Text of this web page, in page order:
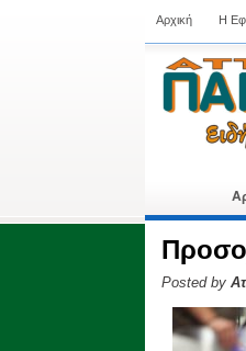
Αρχική Η
Posted by